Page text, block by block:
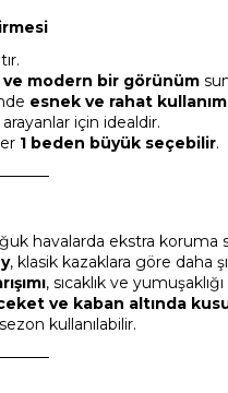
modern bir görünüm
esnek ve rahat kullanım
için idealdir.
1 beden büyük seçebilir.
havalarda ekstra koruma
, klasik kazaklara göre daha
, sıcaklık ve
ve kaban altında
kullanılabilir.